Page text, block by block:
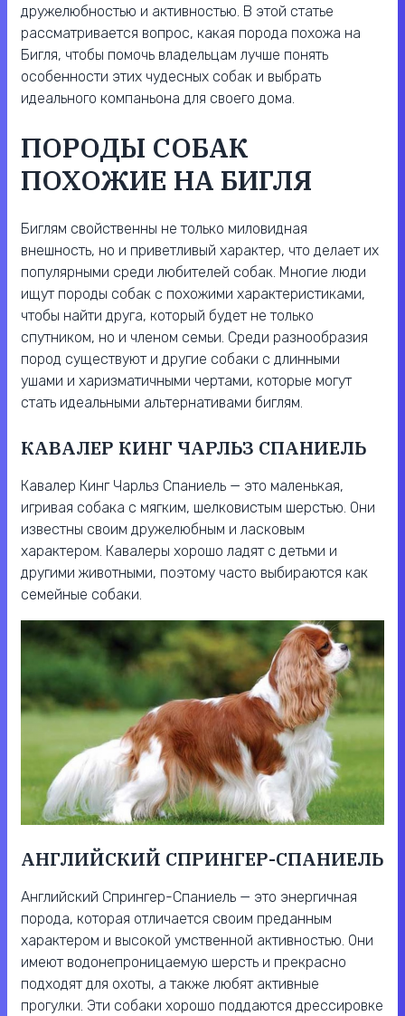
дружелюбностью и активностью. В этой статье
рассматривается вопрос, какая порода похожа на
Бигля, чтобы помочь владельцам лучше понять
особенности этих чудесных собак и выбрать
идеального компаньона для своего дома.
ПОРОДЫ СОБАК
ПОХОЖИЕ НА БИГЛЯ
Биглям свойственны не только миловидная
внешность, но и приветливый характер, что делает их
популярными среди любителей собак. Многие люди
ищут породы собак с похожими характеристиками,
чтобы найти друга, который будет не только
спутником, но и членом семьи. Среди разнообразия
пород существуют и другие собаки с длинными
ушами и харизматичными чертами, которые могут
стать идеальными альтернативами биглям.
КАВАЛЕР КИНГ ЧАРЛЬЗ СПАНИЕЛЬ
Кавалер Кинг Чарльз Спаниель — это маленькая,
игривая собака с мягким, шелковистым шерстью. Они
известны своим дружелюбным и ласковым
характером. Кавалеры хорошо ладят с детьми и
другими животными, поэтому часто выбираются как
семейные собаки.
АНГЛИЙСКИЙ СПРИНГЕР-СПАНИЕЛЬ
Английский Спрингер-Спаниель — это энергичная
порода, которая отличается своим преданным
характером и высокой умственной активностью. Они
имеют водонепроницаемую шерсть и прекрасно
подходят для охоты, а также любят активные
прогулки. Эти собаки хорошо поддаются дрессировке